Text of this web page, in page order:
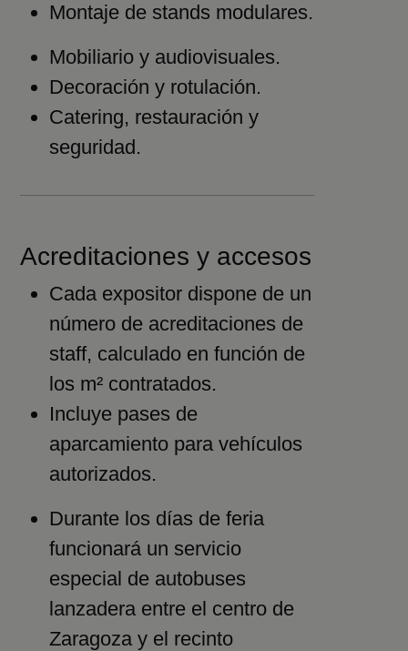
Montaje de stands modulares.
Mobiliario y audiovisuales.
Decoración y rotulación.
Catering, restauración y
seguridad.
Acreditaciones y accesos
Cada expositor dispone de un
número de acreditaciones de
staff, calculado en función de
los m² contratados.
Incluye pases de
aparcamiento para vehículos
autorizados.
Durante los días de feria
funcionará un servicio
especial de autobuses
lanzadera entre el centro de
Zaragoza y el recinto